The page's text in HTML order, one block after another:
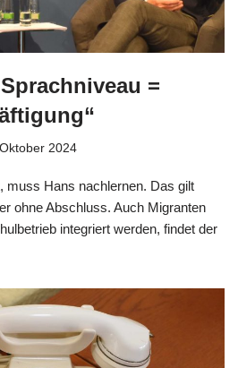
=
2024
muss Hans nachlernen. Das gilt
ohne Abschluss. Auch Migranten
integriert werden, findet der